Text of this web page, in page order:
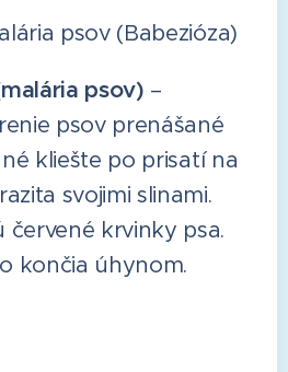
psov (Babezióza)
psov) –
psov prenášané
kliešte po prisatí na
svojimi slinami.
červené krvinky psa.
končia úhynom.